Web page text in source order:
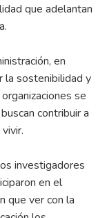
que adelantan
en
la sostenibilidad y
se
contribuir a
investigadores
en el
que ver con la